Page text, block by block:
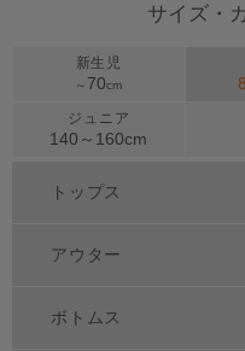
サイズ・
新生児
～ 70cm
ジュニア
140～ 160cm
トップス
アウター
ボトムス